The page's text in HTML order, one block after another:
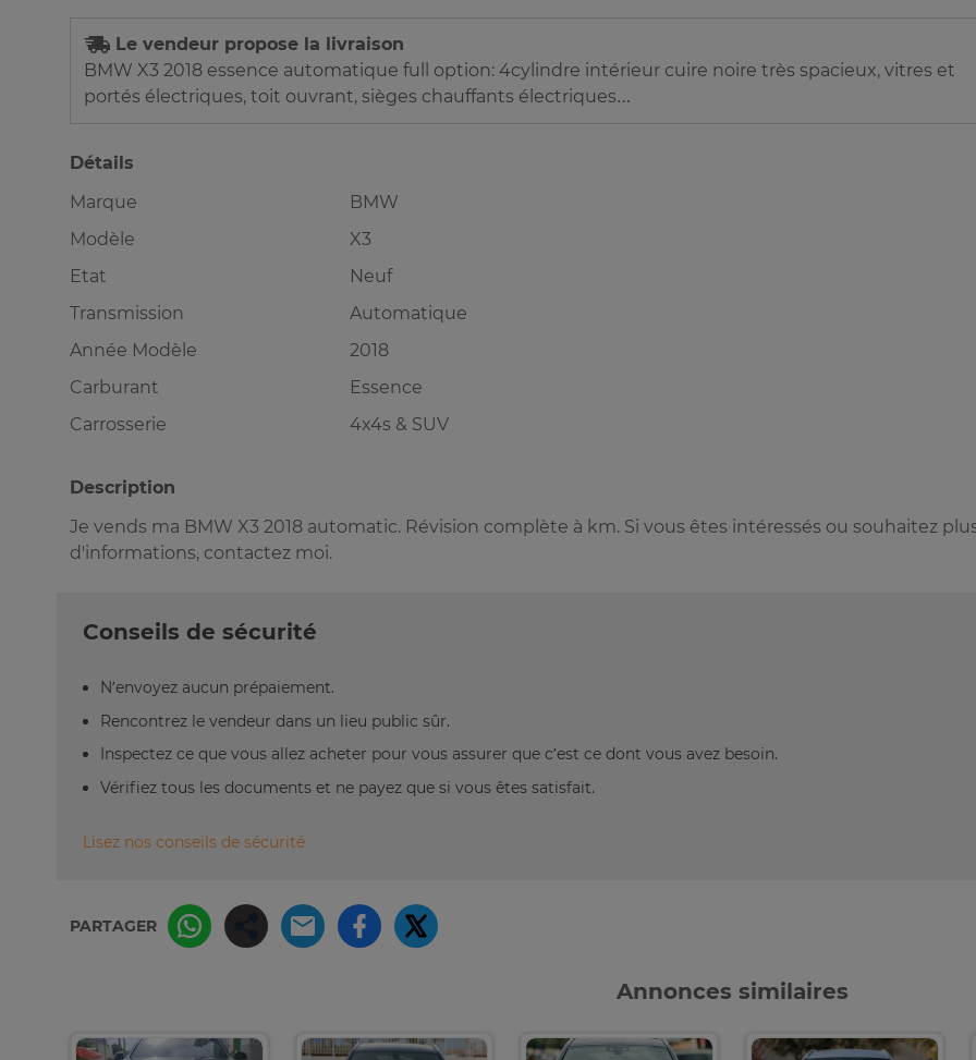
Le vendeur propose la livraison
BMW X3 2018 essence automatique full option: 4cylindre intérieur cuire noire très spacieux, vitres et
portés électriques, toit ouvrant, sièges chauffants électriques…
Détails
Marque
BMW
Modèle
X3
Etat
Neuf
Transmission
Automatique
Année Modèle
2018
Carburant
Essence
Carrosserie
4x4s & SUV
Description
Je vends ma BMW X3 2018 automatic. Révision complète à km. Si vous êtes intéressés ou souhaitez
d'informations, contactez moi.
Conseils de sécurité
N’envoyez aucun prépaiement.
Rencontrez le vendeur dans un lieu public sûr.
Inspectez ce que vous allez acheter pour vous assurer que c’est ce dont vous avez besoin.
Vérifiez tous les documents et ne payez que si vous êtes satisfait.
Lisez nos conseils de sécurité
PARTAGER
Annonces similaires